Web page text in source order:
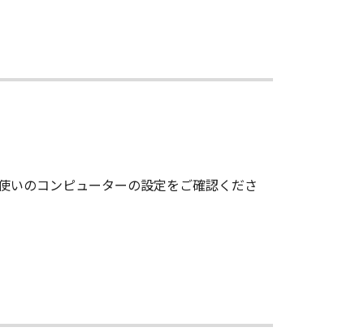
のコンピューターの設定をご確認くださ